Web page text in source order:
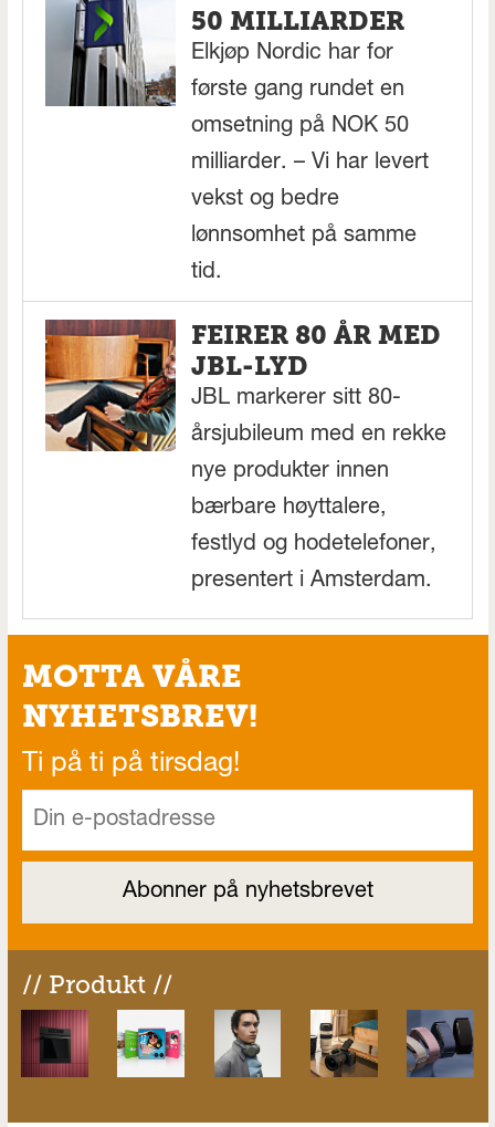
50 MILLIARDER
Elkjøp Nordic har for
første gang rundet en
omsetning på NOK 50
milliarder. – Vi har levert
vekst og bedre
lønnsomhet på samme
tid.
FEIRER 80 ÅR MED
JBL-LYD
JBL markerer sitt 80-
årsjubileum med en rekke
nye produkter innen
bærbare høyttalere,
festlyd og hodetelefoner,
presentert i Amsterdam.
MOTTA VÅRE
NYHETSBREV!
Ti på ti på tirsdag!
// Produkt //